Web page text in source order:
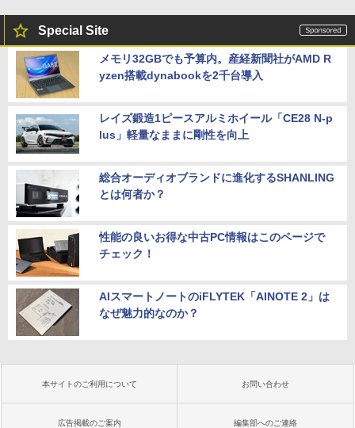
Special Site
メモリ32GBでも予算内。産経新聞社がAMD R
yzen搭載dynabookを2千台導入
レイズ鍛造1ピースアルミホイール「CE28 N-p
lus」軽量なままに剛性を向上
総合オーディオブランドに進化するSHANLING
とは何者か？
性能の良いお得な中古PC情報はこのページで
チェック！
AIスマートノートのiFLYTEK「AINOTE 2」は
なぜ魅力的なのか？
本サイトのご利用について お問い合わせ
広告掲載のご案内 編集部へのご連絡